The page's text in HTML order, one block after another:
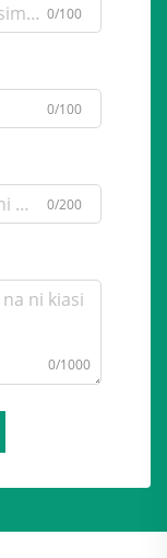
0/100
0/100
0/200
0/1000